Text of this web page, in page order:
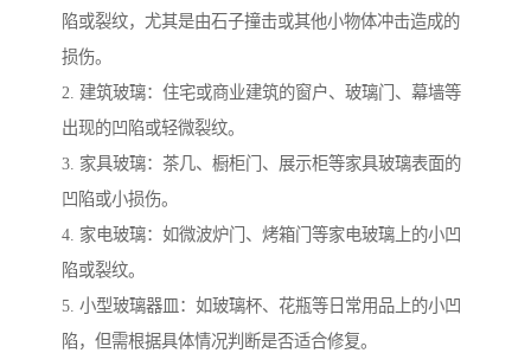
陷或裂纹，尤其是由石子撞击或其他小物体冲击造成的
损伤。
2. 建筑玻璃：住宅或商业建筑的窗户、玻璃门、幕墙等
出现的凹陷或轻微裂纹。
3. 家具玻璃：茶几、橱柜门、展示柜等家具玻璃表面的
凹陷或小损伤。
4. 家电玻璃：如微波炉门、烤箱门等家电玻璃上的小凹
陷或裂纹。
5. 小型玻璃器皿：如玻璃杯、花瓶等日常用品上的小凹
陷，但需根据具体情况判断是否适合修复。